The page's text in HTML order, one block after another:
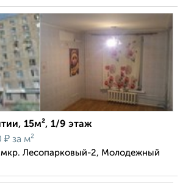
15м², 1/9 этаж
₽ за м²
мкр. Лесопарковый-2, Молодежный